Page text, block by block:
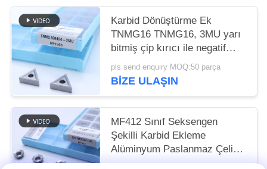
Karbid Dönüştürme Ek
TNMG16 TNMG16, 3MU yarı
bitmiş çip kırıcı ile negatif
CNC ek
pls send enquiry MOQ:50 parça
BIZE ULAŞIN
MF412 Sınıf Seksengen
Şekilli Karbid Ekleme
Alüminyum Paslanmaz Çelik
Dönüştürme için